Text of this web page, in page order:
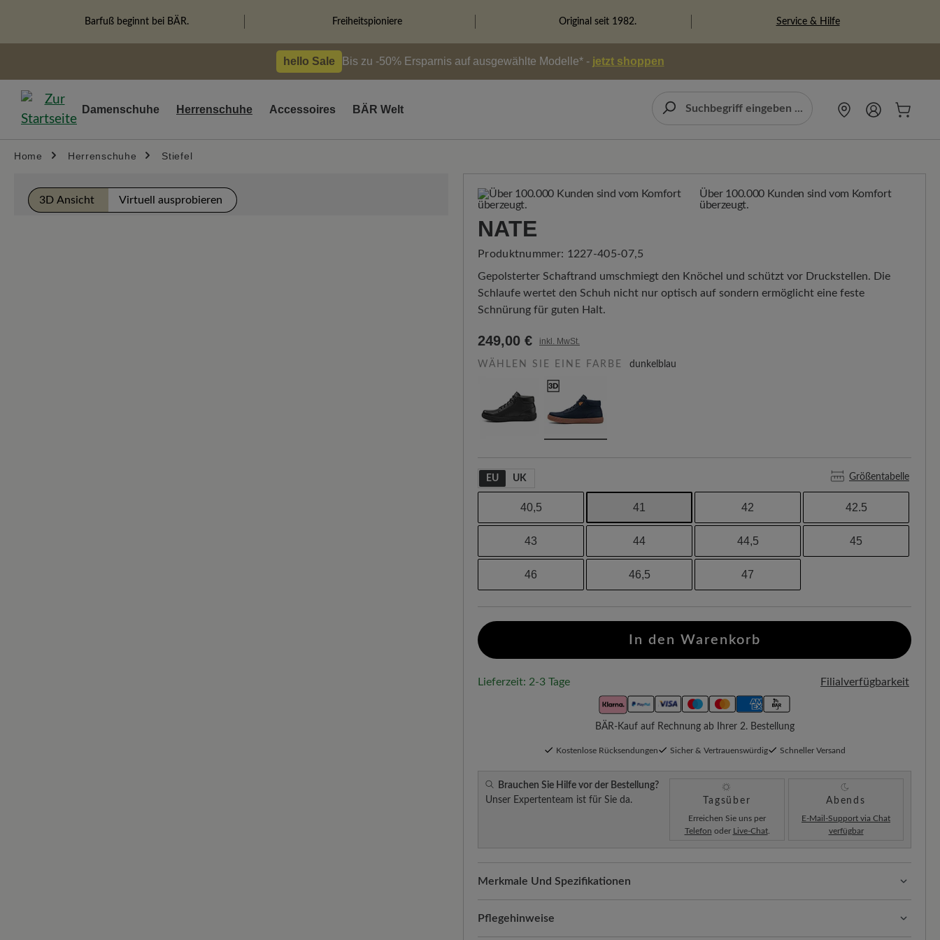
Zur Hauptnavigation springen
Barfuß beginnt bei BÄR. Freiheitspioniere Original seit 1982. Service & Hilfe
hello Sale Bis zu -50% Ersparnis auf ausgewählte Modelle* - jetzt shoppen
Damenschuhe Herrenschuhe Accessoires BÄR Welt
Home Herrenschuhe Stiefel
3D Ansicht Virtuell ausprobieren
Über 100.000 Kunden sind vom Komfort
überzeugt.
NATE
Produktnummer: 1227-405-07,5
Gepolsterter Schaftrand umschmiegt den Knöchel und schützt vor Druckstellen. Die
Schlaufe wertet den Schuh nicht nur optisch auf sondern ermöglicht eine feste
Schnürung für guten Halt.
249,00 € inkl. MwSt.
WÄHLEN SIE EINE FARBE dunkelblau
EU UK Größentabelle
40,5 41 42 42.5
43 44 44,5 45
46 46,5 47
In den Warenkorb
Lieferzeit: 2-3 Tage Filialverfügbarkeit
BÄR-Kauf auf Rechnung ab Ihrer 2. Bestellung
Kostenlose Rücksendungen Sicher & Vertrauenswürdig Schneller Versand
Brauchen Sie Hilfe vor der Bestellung?
Unser Expertenteam ist für Sie da.
Tagsüber
Erreichen Sie uns per
Telefon oder Live-Chat.
Abends
E-Mail-Support via Chat
verfügbar
Merkmale Und Spezifikationen
Freeyourfeet!Die perfekte Passform mit 100% Zehenfreiheit. Natürlich geformte
Schuhe, handgefertigt hergestellt.
Pflegehinweise